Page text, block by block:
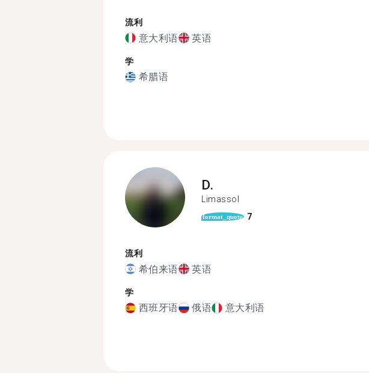
流利
意大利语 英语
学
希腊语
D.
Limassol
format_quote 7
流利
希伯来语 英语
学
西班牙语 俄语 意大利语